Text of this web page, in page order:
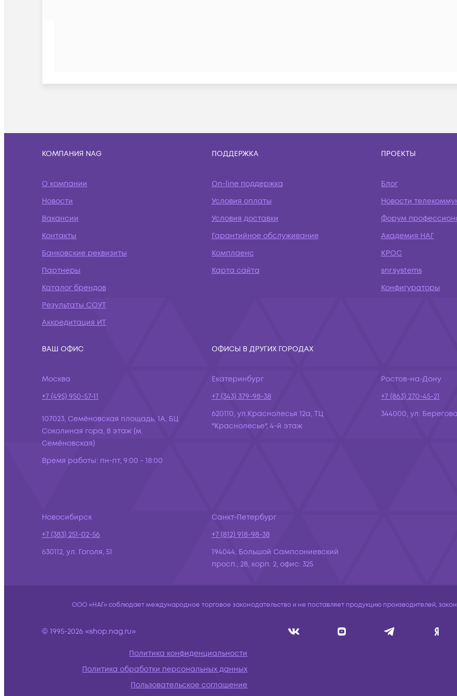
КОМПАНИЯ NAG
О компании
Новости
Вакансии
Контакты
Банковские реквизиты
Партнеры
Каталог брендов
Результаты СОУТ
Аккредитация ИТ
ПОДДЕРЖКА
On-line поддержка
Условия оплаты
Условия доставки
Гарантийное обслуживание
Комплаенс
Карта сайта
ПРОЕКТЫ
Блог
Новости
Форум
Академия НАГ
КРОС
snr.systems
Конфигураторы
ВАШ ОФИС
Москва
+7 (495) 950-57-11
107023, Семёновская площадь, 1А, БЦ
Соколиная гора, 8 этаж (м.
Семёновская)
Время работы: пн-пт, 9:00 - 18:00
ОФИСЫ В ДРУГИХ ГОРОДАХ
Екатеринбург
+7 (343) 379-98-38
620110, ул.Краснолесья 12а, ТЦ
"Краснолесье", 4-й этаж
Ростов-на-Дону
+7 (863) 270-45-21
344000, ул.
Новосибирск
+7 (383) 251-02-56
630112, ул. Гоголя, 51
Санкт-Петербург
+7 (812) 918-98-38
194044, Большой Сампсониевский
просп., 28, корп. 2, офис: 325
ООО «НАГ» соблюдает международное торговое законодательство и не поставляет продукцию производителей,
© 1995-2026 «shop.nag.ru»
Политика конфиденциальности
Политика обработки персональных данных
Пользовательское соглашение